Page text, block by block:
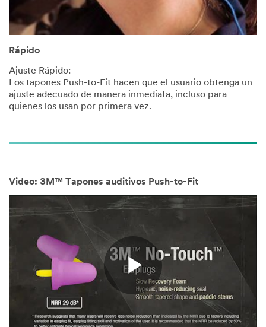
Rápido
Ajuste Rápido:
Los tapones Push-to-Fit hacen que el usuario obtenga un
ajuste adecuado de manera inmediata, incluso para
quienes los usan por primera vez.
Video: 3M™ Tapones auditivos Push-to-Fit
Play